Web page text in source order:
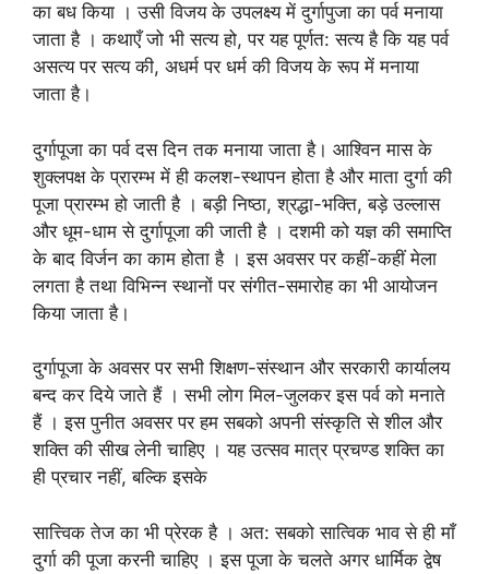
का बध किया । उसी विजय के उपलक्ष्य में दुर्गापुजा का पर्व मनाया
जाता है । कथाएँ जो भी सत्य हो, पर यह पूर्णत: सत्य है कि यह पर्व
असत्य पर सत्य की, अधर्म पर धर्म की विजय के रूप में मनाया
जाता है।
दुर्गापूजा का पर्व दस दिन तक मनाया जाता है। आश्विन मास के
शुक्लपक्ष के प्रारम्भ में ही कलश-स्थापन होता है और माता दुर्गा की
पूजा प्रारम्भ हो जाती है । बड़ी निष्ठा, श्रद्धा-भक्ति, बड़े उल्लास
और धूम-धाम से दुर्गापूजा की जाती है । दशमी को यज्ञ की समाप्ति
के बाद विर्जन का काम होता है । इस अवसर पर कहीं-कहीं मेला
लगता है तथा विभिन्न स्थानों पर संगीत-समारोह का भी आयोजन
किया जाता है।
दुर्गापूजा के अवसर पर सभी शिक्षण-संस्थान और सरकारी कार्यालय
बन्द कर दिये जाते हैं । सभी लोग मिल-जुलकर इस पर्व को मनाते
हैं । इस पुनीत अवसर पर हम सबको अपनी संस्कृति से शील और
शक्ति की सीख लेनी चाहिए । यह उत्सव मात्र प्रचण्ड शक्ति का
ही प्रचार नहीं, बल्कि इसके
सात्त्विक तेज का भी प्रेरक है । अत: सबको सात्विक भाव से ही माँ
दुर्गा की पूजा करनी चाहिए । इस पूजा के चलते अगर धार्मिक द्वेष